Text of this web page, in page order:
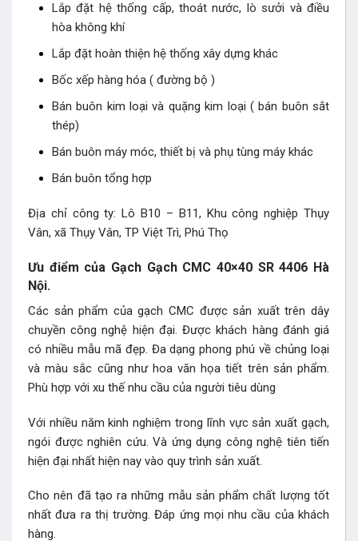
Lắp đặt hệ thống cấp, thoát nước, lò sưởi và điều
hòa không khí
Lắp đặt hoàn thiện hệ thống xây dựng khác
Bốc xếp hàng hóa ( đường bộ )
Bán buôn kim loại và quặng kim loại ( bán buôn sắt
thép)
Bán buôn máy móc, thiết bị và phụ tùng máy khác
Bán buôn tổng hợp
Địa chỉ công ty: Lô B10 – B11, Khu công nghiệp Thụy
Vân, xã Thụy Vân, TP Việt Trì, Phú Thọ
Ưu điểm của Gạch Gạch CMC 40×40 SR 4406 Hà
Nội.
Các sản phẩm của gạch CMC được sản xuất trên dây
chuyền công nghệ hiện đại. Được khách hàng đánh giá
có nhiều mẫu mã đẹp. Đa dạng phong phú về chủng loại
và màu sắc cũng như hoa văn họa tiết trên sản phẩm.
Phù hợp với xu thế nhu cầu của người tiêu dùng
Với nhiều năm kinh nghiệm trong lĩnh vực sản xuất gạch,
ngói được nghiên cứu. Và ứng dụng công nghệ tiên tiến
hiện đại nhất hiện nay vào quy trình sản xuất.
Cho nên đã tạo ra những mẫu sản phẩm chất lượng tốt
nhất đưa ra thị trường. Đáp ứng mọi nhu cầu của khách
hàng.